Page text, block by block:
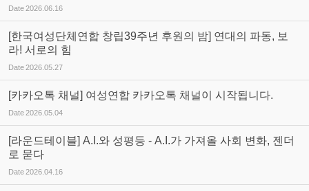
Date2026.06.16
[한국여성단체연합 창립39주년 후원의 밤] 연대의 파동, 보
라! 서로의 힘
Date2026.05.27
[카카오톡 채널] 여성연합 카카오톡 채널이 시작됩니다.
Date2026.05.04
[라운드테이블] A.I.와 성평등 - A.I.가 가져올 사회 변화, 젠더
로 묻다
Date2026.04.16